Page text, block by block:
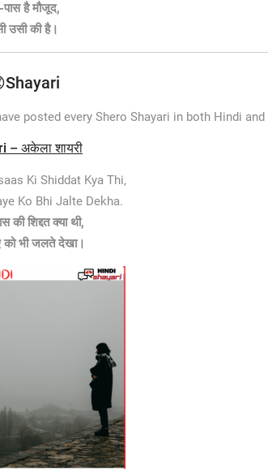
है मौजूद,
उसी की है।
posted every Shero Shayari in both Hindi
– अकेला शायरी
Ki Shiddat Kya Thi,
Ko Bhi Jalte Dekha.
शिद्दत क्या थी,
को भी जलते देखा।